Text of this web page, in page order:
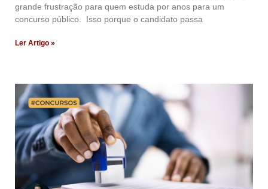
grande frustração para quem estuda por anos para um
concurso público. Isso porque o candidato passa
Ler Artigo »